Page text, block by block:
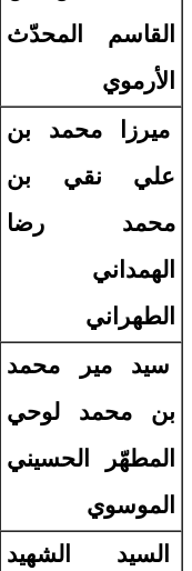
القاسم المحدّث
الأرموي
ميرزا محمد بن
علي نقي بن
محمد رضا
الهمداني
الطهراني
سيد مير محمد
بن محمد لوحي
المطهّر الحسيني
الموسوي
السيد الشهيد